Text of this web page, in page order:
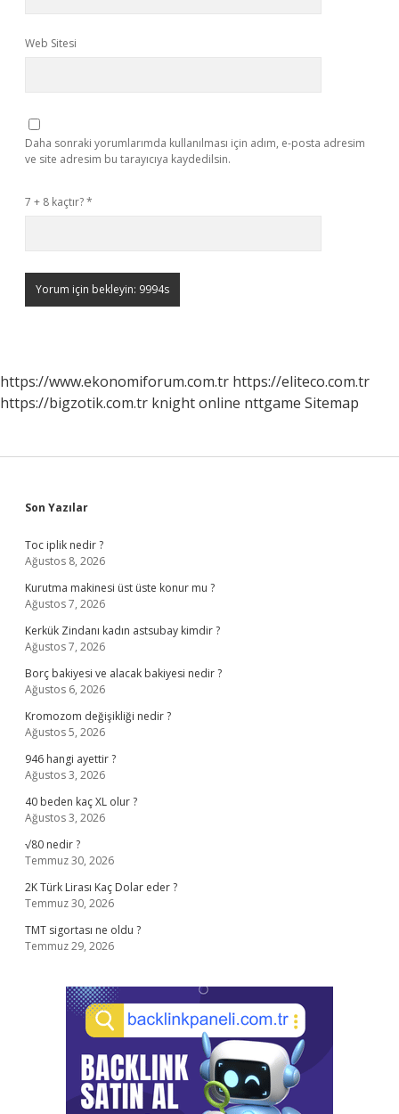
Web Sitesi
Daha sonraki yorumlarımda kullanılması için adım, e-posta adresim
ve site adresim bu tarayıcıya kaydedilsin.
7 + 8 kaçtır?*
https://www.ekonomiforum.com.tr https://eliteco.com.tr
https://bigzotik.com.tr knight online nttgame Sitemap
Sidebar
Son Yazılar
Toc iplik nedir ?
Ağustos 8, 2026
Kurutma makinesi üst üste konur mu ?
Ağustos 7, 2026
Kerkük Zindanı kadın astsubay kimdir ?
Ağustos 7, 2026
Borç bakiyesi ve alacak bakiyesi nedir ?
Ağustos 6, 2026
Kromozom değişikliği nedir ?
Ağustos 5, 2026
946 hangi ayettir ?
Ağustos 3, 2026
40 beden kaç XL olur ?
Ağustos 3, 2026
√80 nedir ?
Temmuz 30, 2026
2K Türk Lirası Kaç Dolar eder ?
Temmuz 30, 2026
TMT sigortası ne oldu ?
Temmuz 29, 2026